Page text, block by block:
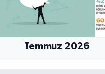
Temmuz 2026